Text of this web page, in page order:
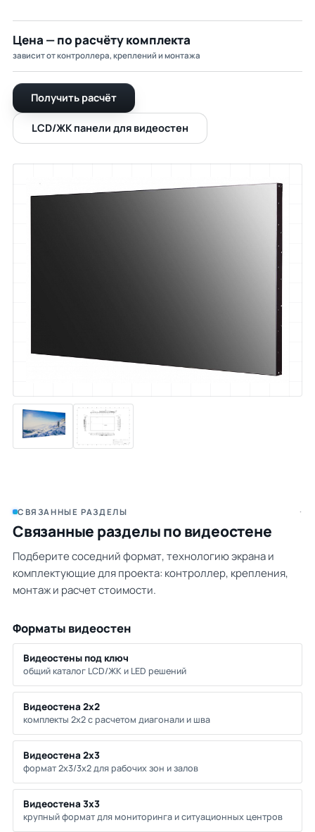
Цена — по расчёту комплекта
зависит от контроллера, креплений и монтажа
Получить расчёт
LCD/ЖК панели для видеостен
СВЯЗАННЫЕ РАЗДЕЛЫ ·
Связанные разделы по видеостене
Подберите соседний формат, технологию экрана и
комплектующие для проекта: контроллер, крепления,
монтаж и расчет стоимости.
Форматы видеостен
Видеостены под ключ
общий каталог LCD/ЖК и LED решений
Видеостена 2х2
комплекты 2х2 с расчетом диагонали и шва
Видеостена 2х3
формат 2х3/3х2 для рабочих зон и залов
Видеостена 3х3
крупный формат для мониторинга и ситуационных центров